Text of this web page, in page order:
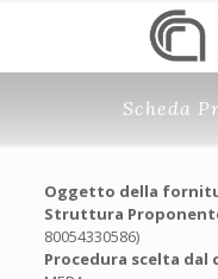
Scheda
Oggetto della
Struttura
80054330586)
Procedura scelta dal